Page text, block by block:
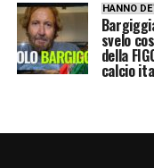
HANNO
svelo
della
calcio